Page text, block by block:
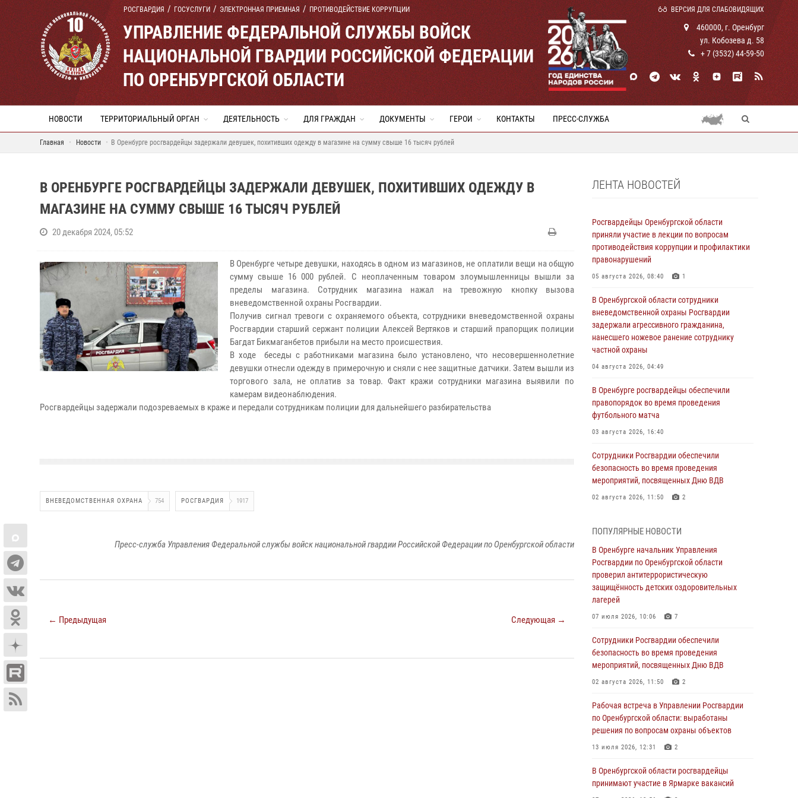
РОСГВАРДИЯ ГОСУСЛУГИ ЭЛЕКТРОННАЯ ПРИЕМНАЯ ПРОТИВОДЕЙСТВИЕ КОРРУПЦИИ ВЕРСИЯ ДЛЯ СЛАБОВИДЯЩИХ
УПРАВЛЕНИЕ ФЕДЕРАЛЬНОЙ СЛУЖБЫ ВОЙСК
НАЦИОНАЛЬНОЙ ГВАРДИИ РОССИЙСКОЙ ФЕДЕРАЦИИ
ПО ОРЕНБУРГСКОЙ ОБЛАСТИ
460000, г. Оренбург
ул. Кобозева д. 58
+ 7 (3532) 44-59-50
НОВОСТИ ТЕРРИТОРИАЛЬНЫЙ ОРГАН ДЕЯТЕЛЬНОСТЬ ДЛЯ ГРАЖДАН ДОКУМЕНТЫ ГЕРОИ КОНТАКТЫ ПРЕСС-СЛУЖБА
Главная Новости В Оренбурге росгвардейцы задержали девушек, похитивших одежду в магазине на сумму свыше 16 тысяч рублей
В ОРЕНБУРГЕ РОСГВАРДЕЙЦЫ ЗАДЕРЖАЛИ ДЕВУШЕК, ПОХИТИВШИХ ОДЕЖДУ В
МАГАЗИНЕ НА СУММУ СВЫШЕ 16 ТЫСЯЧ РУБЛЕЙ
20 декабря 2024, 05:52
В Оренбурге четыре девушки, находясь в одном из магазинов, не оплатили вещи на общую
сумму свыше 16 000 рублей. С неоплаченным товаром злоумышленницы вышли за
пределы магазина. Сотрудник магазина нажал на тревожную кнопку вызова
вневедомственной охраны Росгвардии.
Получив сигнал тревоги с охраняемого объекта, сотрудники вневедомственной охраны
Росгвардии старший сержант полиции Алексей Вертяков и старший прапорщик полиции
Багдат Бикмаганбетов прибыли на место происшествия.
В ходе беседы с работниками магазина было установлено, что несовершеннолетние
девушки отнесли одежду в примерочную и сняли с нее защитные датчики. Затем вышли из
торгового зала, не оплатив за товар. Факт кражи сотрудники магазина выявили по
камерам видеонаблюдения.
Росгвардейцы задержали подозреваемых в краже и передали сотрудникам полиции для дальнейшего разбирательства
ВНЕВЕДОМСТВЕННАЯ ОХРАНА 754 РОСГВАРДИЯ 1917
Пресс-служба Управления Федеральной службы войск национальной гвардии Российской Федерации по Оренбургской области
← Предыдущая Следующая →
ЛЕНТА НОВОСТЕЙ
Росгвардейцы Оренбургской области
приняли участие в лекции по вопросам
противодействия коррупции и профилактики
правонарушений
05 августа 2026, 08:40 1
В Оренбургской области сотрудники
вневедомственной охраны Росгвардии
задержали агрессивного гражданина,
нанесшего ножевое ранение сотруднику
частной охраны
04 августа 2026, 04:49
В Оренбурге росгвардейцы обеспечили
правопорядок во время проведения
футбольного матча
03 августа 2026, 16:40
Сотрудники Росгвардии обеспечили
безопасность во время проведения
мероприятий, посвященных Дню ВДВ
02 августа 2026, 11:50 2
гражданами по вопросу трудоустройства на
службу в Росгвардию и поступления в
ведомственные институты
30 июля 2026, 04:44
Просветительская встреча Росгвардии: к
Росгвардейцы обеспечили правопорядок на
праздновании Дня ВМФ в Оренбурге
27 июля 2026, 14:36 2
Росгвардейцы предотвратили трагедию:
спасен мужчина в тяжелой жизненной
ситуации (ВИДЕО)
26 июля 2026, 14:45 1
Росгвардейцы Оренбургской области
проверили готовность детских
образовательных учреждений к новому
ПОПУЛЯРНЫЕ НОВОСТИ
В Оренбурге начальник Управления
Росгвардии по Оренбургской области
проверил антитеррористическую
защищённость детских оздоровительных
лагерей
07 июля 2026, 10:06 7
Сотрудники Росгвардии обеспечили
безопасность во время проведения
мероприятий, посвященных Дню ВДВ
02 августа 2026, 11:50 2
Рабочая встреча в Управлении Росгвардии
по Оренбургской области: выработаны
решения по вопросам охраны объектов
13 июля 2026, 12:31 2
В Оренбургской области росгвардейцы
принимают участие в Ярмарке вакансий